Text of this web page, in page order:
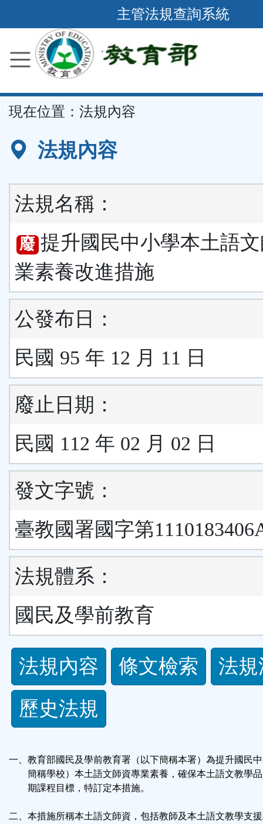
到
要
容
區
主管法規查詢系統
現在位置： 法規內容
法規內容
法規名稱：
廢 提升國民中小學本土語
業素養改進措施
公發布日：
民國 95 年 12 月 11 日
廢止日期：
民國 112 年 02 月 02 日
發文字號：
臺教國署國字第
法規體系：
國民及學前教育
法
規
功
按
法規內容 條文檢索
法
歷史法規
一、教育部國民及學前教育署（以下簡稱本署）為提升國民
簡稱學校）本土語文師資專業素養，確保本土語文教學品
期課程目標，特訂定本措施。
二、本措施所稱本土語文師資，包括教師及本土語文教學支